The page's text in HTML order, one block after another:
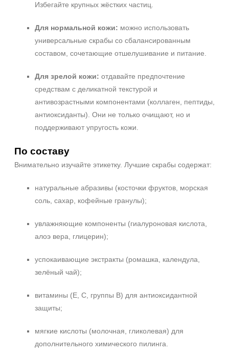
Избегайте крупных жёстких частиц.
Для нормальной кожи: можно использовать
универсальные скрабы со сбалансированным
составом, сочетающие отшелушивание и питание.
Для зрелой кожи: отдавайте предпочтение
средствам с деликатной текстурой и
антивозрастными компонентами (коллаген, пептиды,
антиоксиданты). Они не только очищают, но и
поддерживают упругость кожи.
По составу
Внимательно изучайте этикетку. Лучшие скрабы содержат:
натуральные абразивы (косточки фруктов, морская
соль, сахар, кофейные гранулы);
увлажняющие компоненты (гиалуроновая кислота,
алоэ вера, глицерин);
успокаивающие экстракты (ромашка, календула,
зелёный чай);
витамины (E, C, группы B) для антиоксидантной
защиты;
мягкие кислоты (молочная, гликолевая) для
дополнительного химического пилинга.